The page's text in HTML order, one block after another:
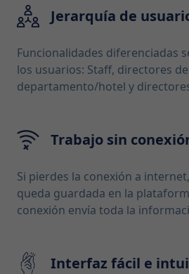
Jerarquía de
Funcionalidades diferenciadas
los usuarios: Staff, directores de
departamento/hotel y
Trabajo sin
Si pierdes la conexión a
queda guardada en la
conexión envía toda la
Interfaz fácil e